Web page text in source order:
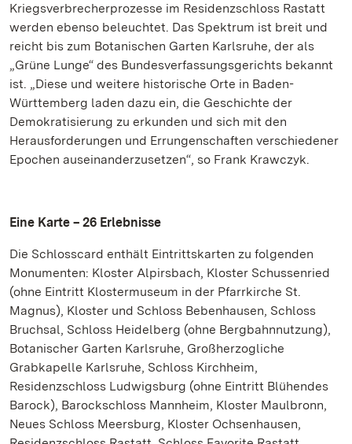
Kriegsverbrecherprozesse im Residenzschloss Rastatt
werden ebenso beleuchtet. Das Spektrum ist breit und
reicht bis zum Botanischen Garten Karlsruhe, der als
„Grüne Lunge“ des Bundesverfassungsgerichts bekannt
ist. „Diese und weitere historische Orte in Baden-
Württemberg laden dazu ein, die Geschichte der
Demokratisierung zu erkunden und sich mit den
Herausforderungen und Errungenschaften verschiedener
Epochen auseinanderzusetzen“, so Frank Krawczyk.
Eine Karte – 26 Erlebnisse
Die Schlosscard enthält Eintrittskarten zu folgenden
Monumenten: Kloster Alpirsbach, Kloster Schussenried
(ohne Eintritt Klostermuseum in der Pfarrkirche St.
Magnus), Kloster und Schloss Bebenhausen, Schloss
Bruchsal, Schloss Heidelberg (ohne Bergbahnnutzung),
Botanischer Garten Karlsruhe, Großherzogliche
Grabkapelle Karlsruhe, Schloss Kirchheim,
Residenzschloss Ludwigsburg (ohne Eintritt Blühendes
Barock), Barockschloss Mannheim, Kloster Maulbronn,
Neues Schloss Meersburg, Kloster Ochsenhausen,